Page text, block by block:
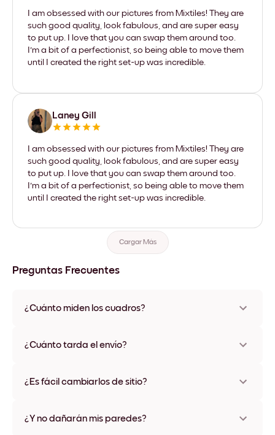
I am obsessed with our pictures from Mixtiles! They are
such good quality, look fabulous, and are super easy
to put up. I love that you can swap them around too.
I'm a bit of a perfectionist, so being able to move them
until I created the right set-up was incredible.
Laney Gill
I am obsessed with our pictures from Mixtiles! They are
such good quality, look fabulous, and are super easy
to put up. I love that you can swap them around too.
I'm a bit of a perfectionist, so being able to move them
until I created the right set-up was incredible.
Cargar Más
Preguntas Frecuentes
¿Cuánto miden los cuadros?
varios materiales y colores de marco, incluidas opciones sin
¿Cuánto tarda el envío?
disponibles en algunos países. Te enviaremos un número de
¿Es fácil cambiarlos de sitio?
ningún daño
¿Y no dañarán mis paredes?